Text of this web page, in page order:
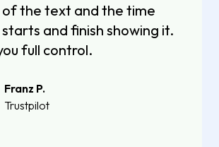
of the text and the time
and finish showing it.
full control.
Franz P.
Trustpilot